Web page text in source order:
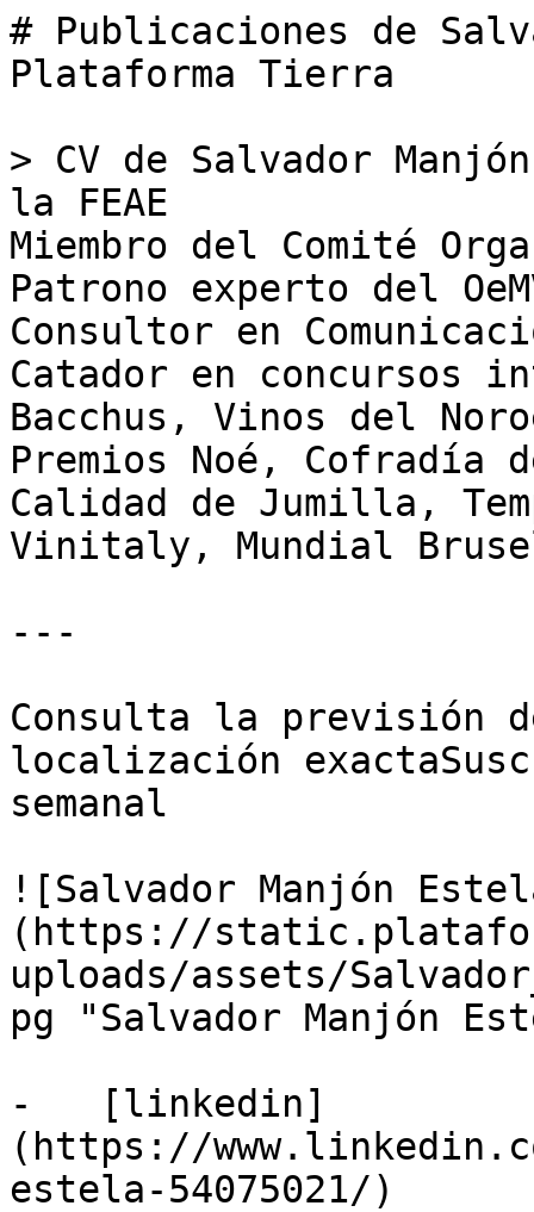
# Publicaciones de
Plataforma Tierra
> CV de Salvador
la FEAE
Miembro del Comité
Patrono experto del
Consultor en
Catador en concursos
Bacchus, Vinos del
Premios Noé,
Calidad de Jumilla,
Vinitaly, Mundial
---
Consulta la previsión
localización
semanal
![Salvador Manjón
(https://
uploads/assets/
pg "Salvador Manjón
-   [linkedin]
(https://
estela-54075021/)